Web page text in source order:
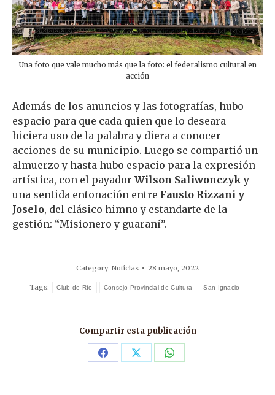
Una foto que vale mucho más que la foto: el federalismo cultural en
acción
Además de los anuncios y las fotografías, hubo
espacio para que cada quien que lo deseara
hiciera uso de la palabra y diera a conocer
acciones de su municipio. Luego se compartió un
almuerzo y hasta hubo espacio para la expresión
artística, con el payador Wilson Saliwonczyk y
una sentida entonación entre Fausto Rizzani y
Joselo, del clásico himno y estandarte de la
gestión: “Misionero y guaraní”.
Category: Noticias 28 mayo, 2022
Tags: Club de Río Consejo Provincial de Cultura San Ignacio
Compartir esta publicación
Share Share Share